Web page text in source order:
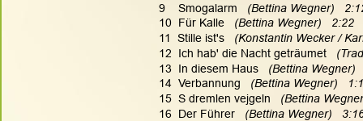
9    Smogalarm (Bettina Wegner)
10  Für Kalle (Bettina Wegner)   2:22
11  Stille ist's (Konstantin Wecker /
12  Ich hab' die Nacht geträumet
13  In diesem Haus (Bettina Wegner)
14  Verbannung (Bettina Wegner)
15  S dremlen vejgeln (Bettina
16  Der Führer (Bettina Wegner)